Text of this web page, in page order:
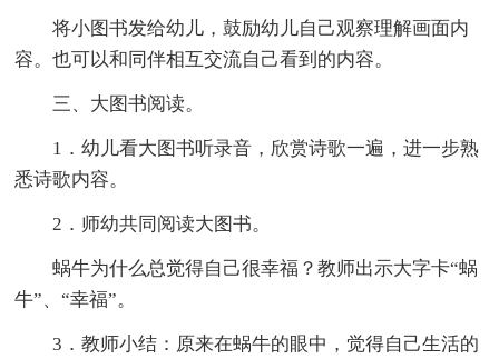
将小图书发给幼儿，鼓励幼儿自己观察理解画面内
容。也可以和同伴相互交流自己看到的内容。
三、大图书阅读。
1．幼儿看大图书听录音，欣赏诗歌一遍，进一步熟
悉诗歌内容。
2．师幼共同阅读大图书。
蜗牛为什么总觉得自己很幸福？教师出示大字卡“蜗
牛”、“幸福”。
3．教师小结：原来在蜗牛的眼中，觉得自己生活的